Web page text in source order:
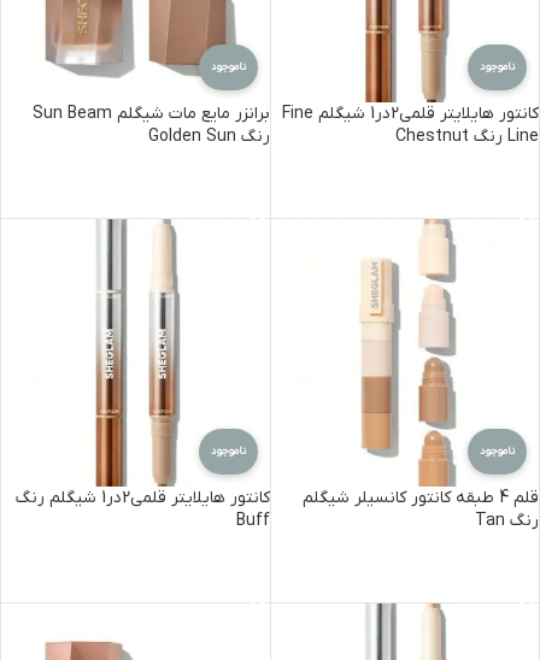
ناموجود
کانتور هایلایتر قلمی2در1 شیگلم Fine
Line رنگ Chestnut
ناموجود
برانزر مایع مات شیگلم Sun Beam
رنگ Golden Sun
ناموجود
قلم 4 طبقه کانتور کانسیلر شیگلم
رنگ Tan
ناموجود
کانتور هایلایتر قلمی2در1 شیگلم رنگ
Buff